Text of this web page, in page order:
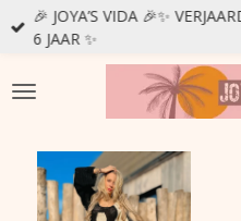
Ga
direct
de
🎉 JOYA’S VIDA 🎉✨
6 JAAR ✨